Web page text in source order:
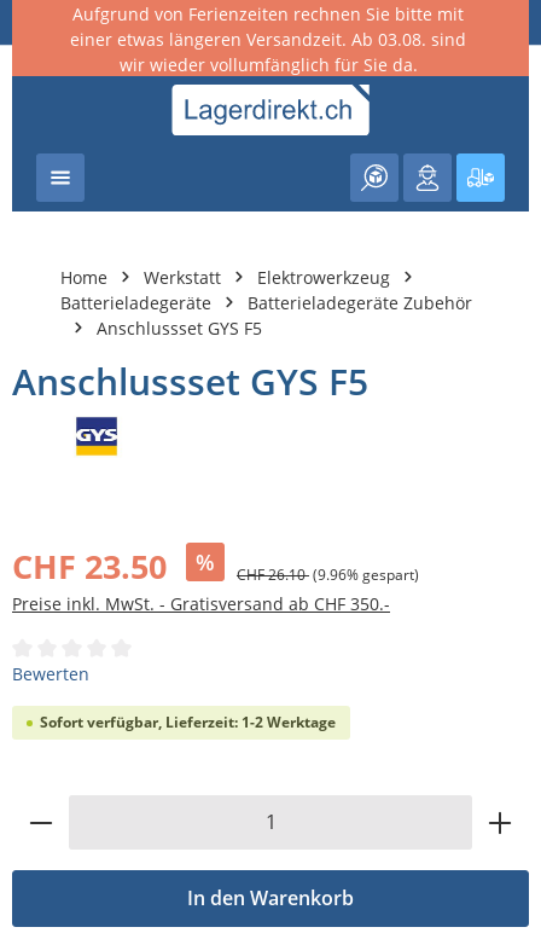
springen
Aufgrund von Ferienzeiten rechnen Sie bitte mit
einer etwas längeren Versandzeit. Ab 03.08. sind
wir wieder vollumfänglich für Sie da.
Home Werkstatt
Elektrowerkzeug
Batterieladegeräte
Batterieladegeräte Zubehör
Anschlussset GYS F5
Anschlussset GYS F5
CHF 23.50 % CHF 26.10(9.96% gespart)
Preise inkl. MwSt. - Gratisversand ab CHF 350.-
Durchschnittliche Bewertung von 0 von 5 Sternen
Bewerten
Sofort verfügbar, Lieferzeit: 1-2 Werktage
Produkt Anzahl: Gib den gewünschten
In den Warenkorb